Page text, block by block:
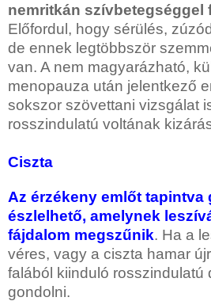
nemritkán szívbetegséggel
Előfordul, hogy sérülés,
de ennek legtöbbször
van. A nem magyarázható,
menopauza után jelentkező
sokszor szövettani vizsgálat
rosszindulatú voltának
Ciszta
Az érzékeny emlőt tapintva
észlelhető, amelynek
fájdalom megszűnik. Ha a
véres, vagy a ciszta hamar
falából kiinduló rosszindulatú
gondolni.